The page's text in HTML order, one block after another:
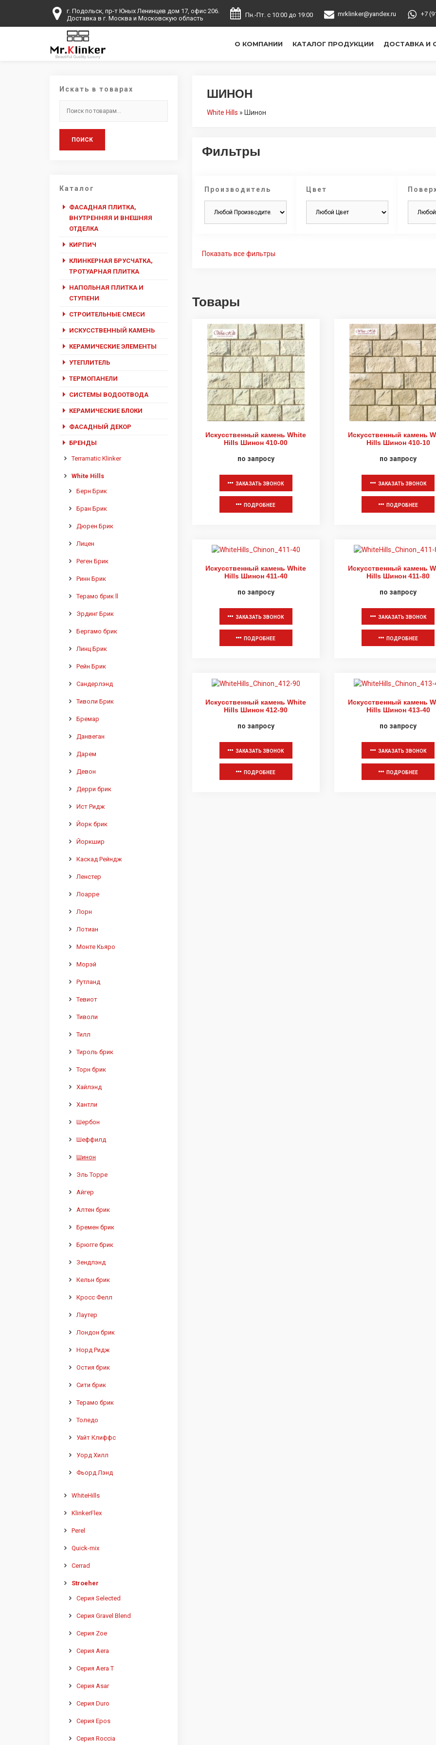
г. Подольск, пр-т Юных Ленинцев дом 17, офис 206.
Доставка в г. Москва и Московскую область
Пн.-Пт. с 10:00 до 19:00 mrklinker@yandex.ru +7
О КОМПАНИИ КАТАЛОГ ПРОДУКЦИИ ДОСТАВКА И
Искать в товарах
ПОИСК
Каталог
ФАСАДНАЯ ПЛИТКА,
ВНУТРЕННЯЯ И ВНЕШНЯЯ
ОТДЕЛКА
КИРПИЧ
КЛИНКЕРНАЯ БРУСЧАТКА,
ТРОТУАРНАЯ ПЛИТКА
НАПОЛЬНАЯ ПЛИТКА И
СТУПЕНИ
СТРОИТЕЛЬНЫЕ СМЕСИ
ИСКУССТВЕННЫЙ КАМЕНЬ
КЕРАМИЧЕСКИЕ ЭЛЕМЕНТЫ
УТЕПЛИТЕЛЬ
ТЕРМОПАНЕЛИ
СИСТЕМЫ ВОДООТВОДА
КЕРАМИЧЕСКИЕ БЛОКИ
ФАСАДНЫЙ ДЕКОР
БРЕНДЫ
Terramatic Klinker
White Hills
Берн Брик
Бран Брик
Дюрен Брик
Лицен
Реген Брик
Ринн Брик
Терамо брик ll
Эрдинг Брик
Бергамо брик
Линц Брик
Рейн Брик
Сандерлэнд
Тиволи Брик
Бремар
Данвеган
Дарем
Девон
Дерри брик
Ист Ридж
Йорк брик
Йоркшир
Каскад Рейндж
Ленстер
Лоарре
Лорн
Лотиан
Монте Кьяро
Морэй
Рутланд
Тевиот
Тиволи
Тилл
Тироль брик
Торн брик
Хайлэнд
Хантли
Шербон
Шеффилд
Шинон
Эль Торре
Айгер
Алтен брик
Бремен брик
Брюгге брик
Зендлэнд
Кельн брик
Кросс Фелл
Лаутер
Лондон брик
Норд Ридж
Остия брик
Сити брик
Терамо брик
Толедо
Уайт Клиффс
Уорд Хилл
Фьорд Лэнд
WhiteHills
KlinkerFlex
Perel
Quick-mix
Cerrad
Stroeher
Серия Selected
Серия Gravel Blend
Серия Zoe
Серия Aera
Серия Aera T
Серия Asar
Серия Duro
Серия Epos
Серия Roccia
ШИНОН
White Hills » Шинон
Фильтры
Производитель Цвет
Показать все фильтры
Товары
Искусственный камень White
Hills Шинон 410-00
по запросу
ЗАКАЗАТЬ ЗВОНОК
ПОДРОБНЕЕ
Искусственный камень
Hills Шинон 410-10
по запросу
ЗАКАЗАТЬ ЗВОНОК
ПОДРОБНЕЕ
Искусственный камень White
Hills Шинон 411-40
по запросу
ЗАКАЗАТЬ ЗВОНОК
ПОДРОБНЕЕ
Искусственный камень
Hills Шинон 411-80
по запросу
ЗАКАЗАТЬ ЗВОНОК
ПОДРОБНЕЕ
Искусственный камень White
Hills Шинон 412-90
по запросу
ЗАКАЗАТЬ ЗВОНОК
ПОДРОБНЕЕ
Искусственный камень
Hills Шинон 413-40
по запросу
ЗАКАЗАТЬ ЗВОНОК
ПОДРОБНЕЕ